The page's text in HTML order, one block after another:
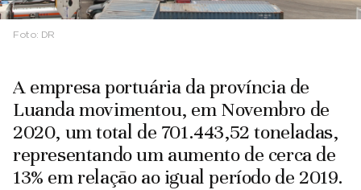
Foto: DR
A empresa portuária da província de
Luanda movimentou, em Novembro de
2020, um total de 701.443,52 toneladas,
representando um aumento de cerca de
13% em relação ao igual período de 2019.